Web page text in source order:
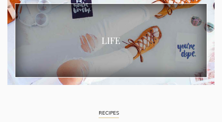
LIFE
RECIPES